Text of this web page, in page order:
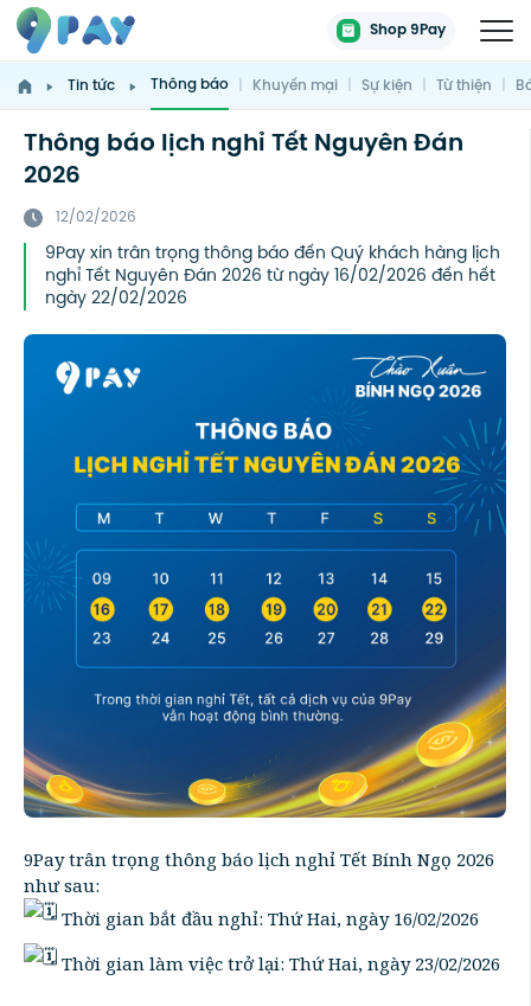
Shop 9Pay
Tin tức Thông báo | Khuyến mại | Sự kiện | Từ thiện |
Thông báo lịch nghỉ Tết Nguyên Đán
2026
12/02/2026
9Pay xin trân trọng thông báo đến Quý khách hàng lịch
nghỉ Tết Nguyên Đán 2026 từ ngày 16/02/2026 đến hết
ngày 22/02/2026
9Pay trân trọng thông báo lịch nghỉ Tết Bính Ngọ 2026
như sau:
Thời gian bắt đầu nghỉ: Thứ Hai, ngày 16/02/2026
Thời gian làm việc trở lại: Thứ Hai, ngày 23/02/2026